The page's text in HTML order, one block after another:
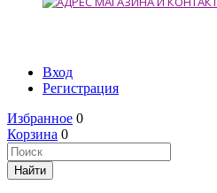
Вход
Регистрация
Избранное 0
Корзина 0